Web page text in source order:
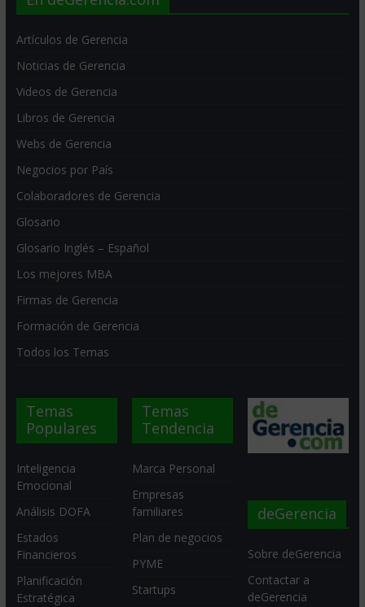
Artículos de Gerencia
Noticias de Gerencia
Videos de Gerencia
Libros de Gerencia
Webs de Gerencia
Negocios por País
Colaboradores de Gerencia
Glosario
Glosario Inglés – Español
Los mejores MBA
Firmas de Gerencia
Formación de Gerencia
Todos los Temas
Temas
Populares
Inteligencia
Emocional
Análisis DOFA
Estados
Financieros
Planificación
Estratégica
Temas
Tendencia
Marca Personal
Empresas
familiares
Plan de negocios
PYME
Startups
deGerencia
Sobre deGerencia
Contactar a
deGerencia